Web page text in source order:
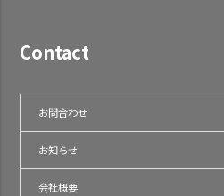
Contact
お問合わせ
お知らせ
会社概要